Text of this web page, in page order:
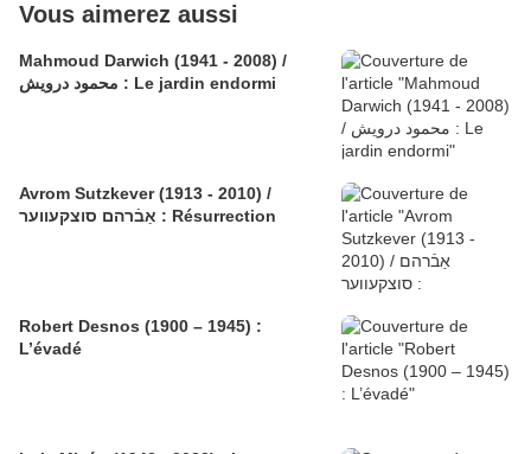
Vous aimerez aussi
Mahmoud Darwich (1941 - 2008) /
محمود درويش : Le jardin endormi
Avrom Sutzkever (1913 - 2010) /
אַבֿרהם סוצקעווער : Résurrection
Robert Desnos (1900 – 1945) :
L’évadé